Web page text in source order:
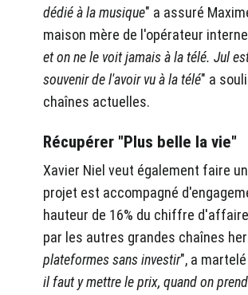
dédié à la musique" a assuré
maison mère de l'opérateur
et on ne le voit jamais à la télé. Jul
souvenir de l'avoir vu à la télé" a
chaînes actuelles.
Récupérer "Plus belle la vie"
Xavier Niel veut également faire
projet est accompagné
hauteur de 16% du chiffre
par les autres grandes chaînes
plateformes sans investir", a
il faut y mettre le prix, quand on